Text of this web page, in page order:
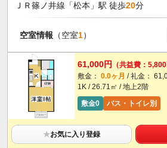
ＪＲ篠ノ井線「松本」駅 徒歩20分
空室情報 （空室1）
61,000円
（共益費：5,800
敷金： 0.0ヶ月 / 礼金：
1K / 26.71㎡ / 地上2階
敷金0
バス・トイレ別
★お気に入り登録